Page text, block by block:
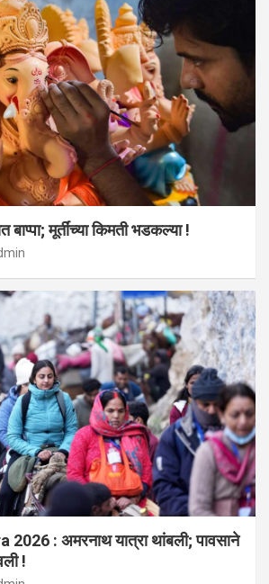
बाप्पा; मूर्तींच्या किमती भडकल्या !
: अमरनाथ यात्रा थांबली; पावसाने
!